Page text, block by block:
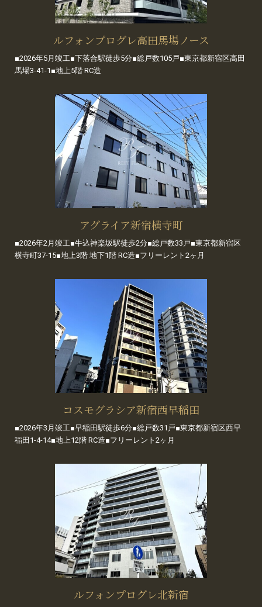
ルフォンプログレ高田馬場ノース
■2026年5月竣工■下落合駅徒歩5分■総戸数105戸■東京都新宿区高田
馬場3-41-1■地上5階 RC造
アグライア新宿横寺町
■2026年2月竣工■牛込神楽坂駅徒歩2分■総戸数33戸■東京都新宿区
横寺町37-15■地上3階 地下1階 RC造■フリーレント2ヶ月
コスモグラシア新宿西早稲田
■2026年3月竣工■早稲田駅徒歩6分■総戸数31戸■東京都新宿区西早
稲田1-4-14■地上12階 RC造■フリーレント2ヶ月
ルフォンプログレ北新宿